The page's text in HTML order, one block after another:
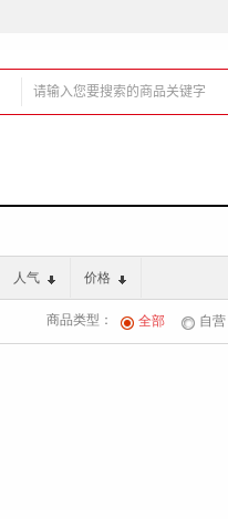
人气 价格
商品类型： 全部 自营